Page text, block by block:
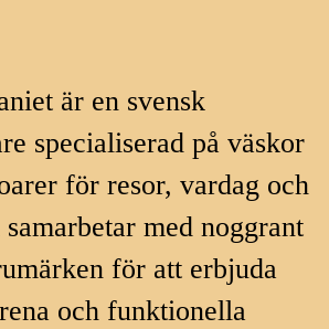
är en svensk
specialiserad på väskor
för resor, vardag och
med noggrant
för att erbjuda
och funktionella